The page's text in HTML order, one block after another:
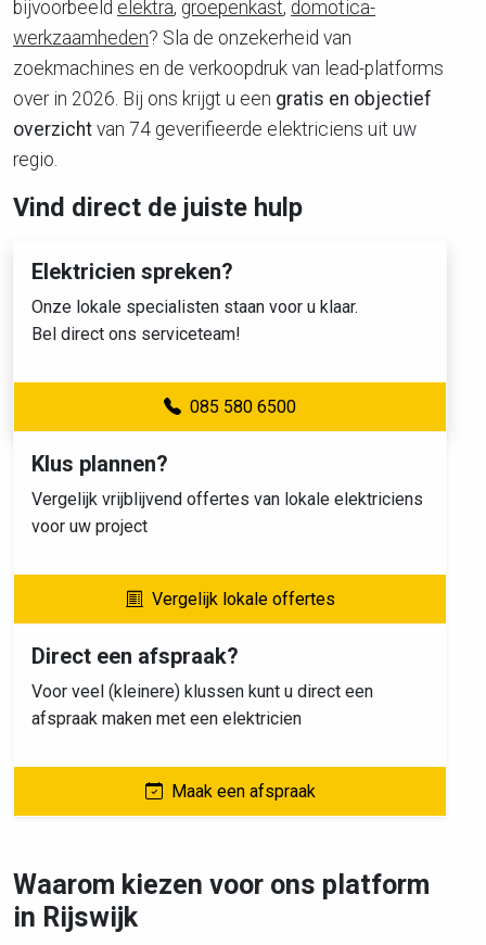
bijvoorbeeld elektra, groepenkast, domotica-
werkzaamheden? Sla de onzekerheid van
zoekmachines en de verkoopdruk van lead-platforms
over in 2026. Bij ons krijgt u een gratis en objectief
overzicht van 74 geverifieerde elektriciens uit uw
regio.
Vind direct de juiste hulp
Elektricien spreken?
Onze lokale specialisten staan voor u klaar.
Bel direct ons serviceteam!
085 580 6500
Klus plannen?
Vergelijk vrijblijvend offertes van lokale elektriciens
voor uw project
Vergelijk lokale offertes
Direct een afspraak?
Voor veel (kleinere) klussen kunt u direct een
afspraak maken met een elektricien
Maak een afspraak
Waarom kiezen voor ons platform
in Rijswijk